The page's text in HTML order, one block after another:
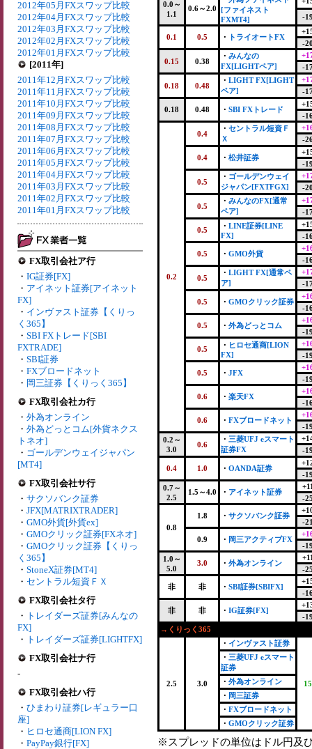
2012年05月FXスワップ比較
2012年04月FXスワップ比較
2012年03月FXスワップ比較
2012年02月FXスワップ比較
2012年01月FXスワップ比較
[2011年]
2011年12月FXスワップ比較
2011年11月FXスワップ比較
2011年10月FXスワップ比較
2011年09月FXスワップ比較
2011年08月FXスワップ比較
2011年07月FXスワップ比較
2011年06月FXスワップ比較
2011年05月FXスワップ比較
2011年04月FXスワップ比較
2011年03月FXスワップ比較
2011年02月FXスワップ比較
2011年01月FXスワップ比較
FX取引会社ア行
・ IG証券[FX]
・ アイネット証券[アイネット
FX]
・ インヴァスト証券【くりっ
く365】
・ SBI FXトレード[SBI
FXTRADE]
・ SBI証券
・ FXブロードネット
・ 岡三証券【くりっく365】
FX取引会社カ行
・ 外為オンライン
・ 外為どっとコム[外貨ネクス
トネオ]
・ ゴールデンウェイジャパン
[MT4]
FX取引会社サ行
・ サクソバンク証券
・ JFX[MATRIXTRADER]
・ GMO外貨[外貨ex]
・ GMOクリック証券[FXネオ]
・ GMOクリック証券【くりっ
く365】
・ StoneX証券[MT4]
・ セントラル短資ＦＸ
FX取引会社タ行
・ トレイダーズ証券[みんなの
FX]
・ トレイダーズ証券[LIGHTFX]
FX取引会社ナ行
-
FX取引会社ハ行
・ ひまわり証券[レギュラー口
座]
・ ヒロセ通商[LION FX]
・ PayPay銀行[FX]
0.0～
1.1
0.6～2.0 [ファイネスト
FXMT4]
-
0.1 0.5 ・ トライオートFX
-
0.15 0.38
・ みんなの
FX[LIGHTペア]
-
0.18 0.48
・ LIGHT FX[LIGHT
ペア]
-
0.18 0.48 ・ SBI FXトレード
-
0.2
0.4
・ セントラル短資Ｆ
Ｘ
-
0.4 ・ 松井証券
-
0.5
・ ゴールデンウェイ
ジャパン[FXTFGX]
-
0.5
・ みんなのFX[通常
ペア]
-
0.5 ・ LINE証券[LINE
FX]
-
0.5 ・ GMO外貨
-
0.5
・ LIGHT FX[通常ペ
ア]
-
0.5 ・ GMOクリック証券
-
0.5 ・ 外為どっとコム
-
0.5 ・ ヒロセ通商[LION
FX]
-
0.5 ・ JFX
-
0.6 ・ 楽天FX
-
0.6 ・ FXブロードネット
-
0.2～
3.0
0.6
・ 三菱UFJ eスマート
証券FX
-
0.4 1.0 ・ OANDA証券
-
0.7～
2.5
1.5～4.0 ・ アイネット証券
-
0.8
1.8 ・ サクソバンク証券
-
0.9 ・ 岡三アクティブFX
-
1.0～
5.0
3.0 ・ 外為オンライン
-
非 非 ・ SBI証券[SBIFX]
-
非 非 ・ IG証券[FX]
-
→くりっく365
2.5 3.0
・ インヴァスト証券
・ 三菱UFJ eスマート
証券
・ 外為オンライン
・ 岡三証券
・ FXブロードネット
・ GMOクリック証券
※スプレッドの単位はドル円及